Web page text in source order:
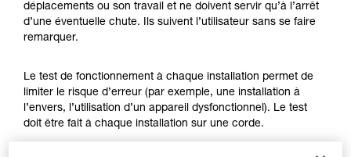
d’informations.
Maîtriser ces techniques nécessite une
formation et un entraînement spécifique. Validez
la manipulation, seul, en toute sécurité, avant
de la reproduire en autonomie.
Nous donnons des exemples de techniques
liées à votre activité. Il peut en exister d’autres
déplacements ou son travail et ne doivent servir qu’à l’arrêt
d’une éventuelle chute. Ils suivent l’utilisateur sans se faire
remarquer.
Le test de fonctionnement à chaque installation permet de
limiter le risque d’erreur (par exemple, une installation à
l’envers, l’utilisation d’un appareil dysfonctionnel). Le test
doit être fait à chaque installation sur une corde.